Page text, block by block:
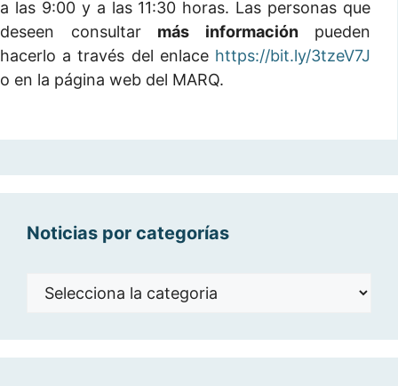
a las 9:00 y a las 11:30 horas. Las personas que
deseen consultar más informaciónpueden
hacerlo a través del enlace https://bit.ly/3tzeV7J
o en la página web del MARQ.
Noticias por categorías
Noticias